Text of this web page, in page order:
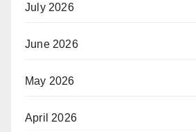
July 2026
June 2026
May 2026
April 2026